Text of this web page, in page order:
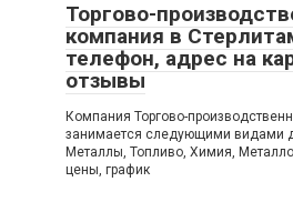
Торгово-
компания в
телефон, адрес на
отзывы
Компания Торгово-
занимается следующими видами
Металлы, Топливо, Химия,
цены, график